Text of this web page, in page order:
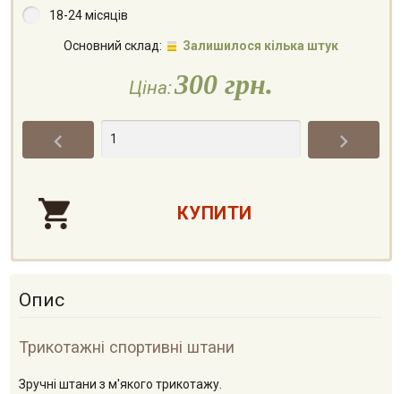
18-24 місяців
Основний склад: Залишилося кілька штук
Ціна:300 грн.
 
Опис
Трикотажні спортивні штани
Зручні штани з м'якого трикотажу.